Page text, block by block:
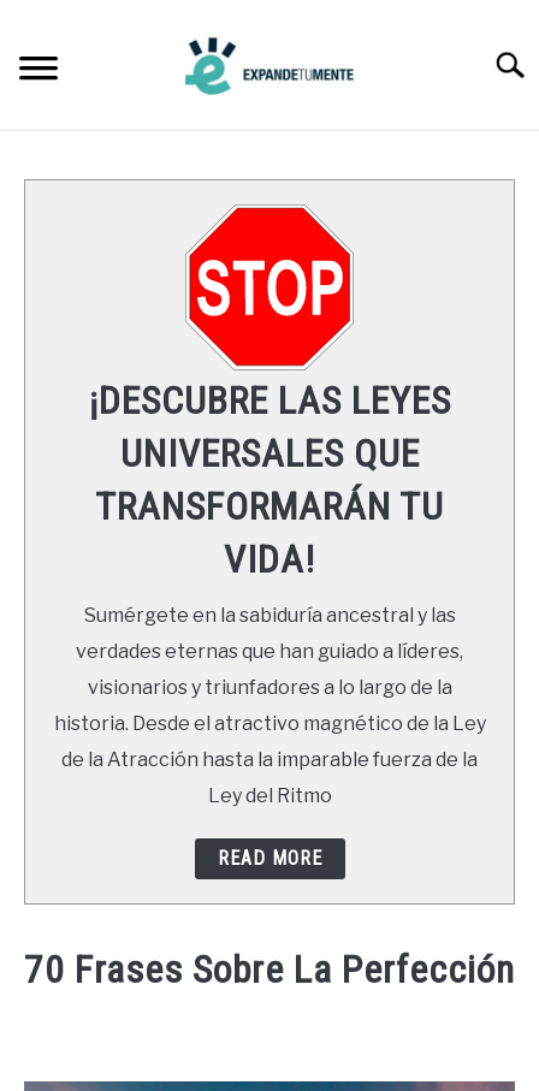
content
LEYES UNIVERSALES
RECURSOS
NEWSLETTER
¡DESCUBRE LAS LEYES
UNIVERSALES QUE
TRANSFORMARÁN TU
VIDA!
Sumérgete en la sabiduría ancestral y las
verdades eternas que han guiado a líderes,
visionarios y triunfadores a lo largo de la
historia. Desde el atractivo magnético de la Ley
de la Atracción hasta la imparable fuerza de la
Ley del Ritmo
READ MORE
70 Frases Sobre La Perfección